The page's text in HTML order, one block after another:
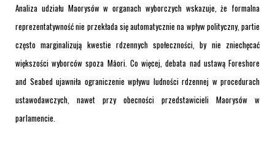
Analiza udziału Maorysów w organach wyborczych wskazuje, że formalna
reprezentatywność nie przekłada się automatycznie na wpływ polityczny, partie
często marginalizują kwestie rdzennych społeczności, by nie zniechęcać
większości wyborców spoza Māori. Co więcej, debata nad ustawą Foreshore
and Seabed ujawniła ograniczenie wpływu ludności rdzennej w procedurach
ustawodawczych, nawet przy obecności przedstawicieli Maorysów w
parlamencie.